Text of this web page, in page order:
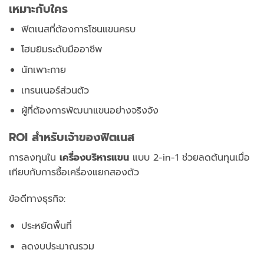
เหมาะกับใคร
ฟิตเนสที่ต้องการโซนแขนครบ
โฮมยิมระดับมืออาชีพ
นักเพาะกาย
เทรนเนอร์ส่วนตัว
ผู้ที่ต้องการพัฒนาแขนอย่างจริงจัง
ROI สำหรับเจ้าของฟิตเนส
การลงทุนใน เครื่องบริหารแขน แบบ 2-in-1 ช่วยลดต้นทุนเมื่อ
เทียบกับการซื้อเครื่องแยกสองตัว
ข้อดีทางธุรกิจ:
ประหยัดพื้นที่
ลดงบประมาณรวม